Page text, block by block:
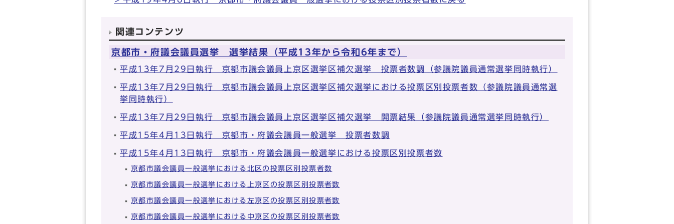
関連コンテンツ
京都市・府議会議員選挙 選挙結果（平成13年から令和6年まで）
平成13年7月29日執行 京都市議会議員上京区選挙区補欠選挙 投票者数調（参議院議員通常選挙同時執行）
平成13年7月29日執行 京都市議会議員上京区選挙区補欠選挙における投票区別投票者数（参議院議員通常選
挙同時執行）
平成13年7月29日執行 京都市議会議員上京区選挙区補欠選挙 開票結果（参議院議員通常選挙同時執行）
平成15年4月13日執行 京都市・府議会議員一般選挙 投票者数調
平成15年4月13日執行 京都市・府議会議員一般選挙における投票区別投票者数
京都市議会議員一般選挙における北区の投票区別投票者数
京都市議会議員一般選挙における上京区の投票区別投票者数
京都市議会議員一般選挙における左京区の投票区別投票者数
京都市議会議員一般選挙における中京区の投票区別投票者数